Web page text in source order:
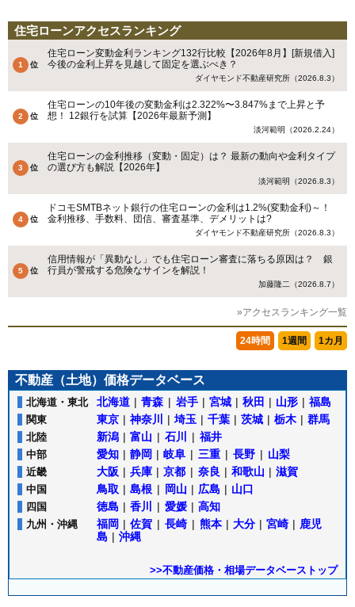
住宅ローンアクセスランキング
住宅ローン変動金利ランキング132行比較【2026年8月】[新規借入]
今後の金利上昇を見越して固定を選ぶべき？
ダイヤモンド不動産研究所（2026.8.3）
住宅ローンの10年後の変動金利は2.322%〜3.847%まで上昇と予
想！ 12銀行を試算【2026年最新予測】
淡河範明（2026.2.24）
住宅ローンの金利推移（変動・固定）は？ 最新の動向や金利タイプ
の選び方も解説【2026年】
淡河範明（2026.8.3）
ドコモSMTBネット銀行の住宅ローンの金利は1.2%(変動金利)～！
金利推移、手数料、団信、審査基準、デメリットは?
ダイヤモンド不動産研究所（2026.8.3）
信用情報が「異動なし」でも住宅ローン審査に落ちる原因は？ 銀
行員が警戒する危険なサインを解説！
加藤隆二（2026.8.7）
»アクセスランキング一覧
24時間 1週間 1カ月
不動産（土地）価格データベース
北海道・東北 北海道 | 青森 | 岩手 | 宮城 | 秋田 | 山形 | 福島
関東 東京 | 神奈川 | 埼玉 | 千葉 | 茨城 | 栃木 | 群馬
北陸 新潟 | 富山 | 石川 | 福井
中部 愛知 | 静岡 | 岐阜 | 三重 | 長野 | 山梨
近畿 大阪 | 兵庫 | 京都 | 奈良 | 和歌山 | 滋賀
中国 鳥取 | 島根 | 岡山 | 広島 | 山口
四国 徳島 | 香川 | 愛媛 | 高知
九州・沖縄 福岡 | 佐賀 | 長崎 | 熊本 | 大分 | 宮崎 | 鹿児
島 | 沖縄
>>不動産価格・相場データベーストップ